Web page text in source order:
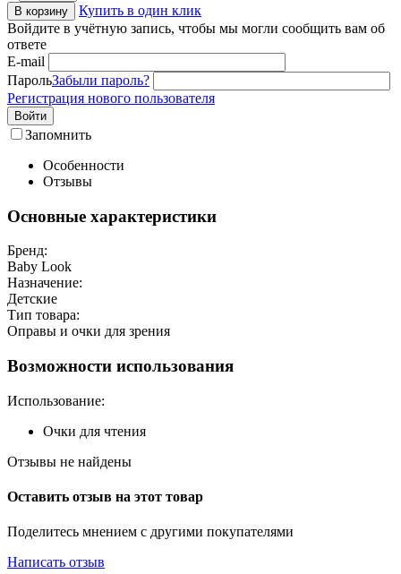
В корзину
Купить в один клик
Войдите в учётную запись, чтобы мы могли сообщить вам об
ответе
E-mail
ПарольЗабыли пароль?
Регистрация нового пользователя
Войти
Запомнить
Особенности
Отзывы
Основные характеристики
Бренд:
Baby Look
Назначение:
Детские
Тип товара:
Оправы и очки для зрения
Возможности использования
Использование:
Очки для чтения
Отзывы не найдены
Оставить отзыв на этот товар
Поделитесь мнением с другими покупателями
Написать отзыв